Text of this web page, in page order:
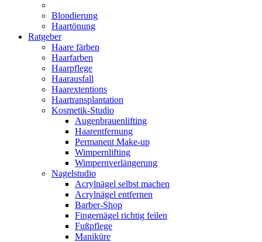
Blondierung
Haartönung
Ratgeber
Haare färben
Haarfarben
Haarpflege
Haarausfall
Haarextentions
Haartransplantation
Kosmetik-Studio
Augenbrauenlifting
Haarentfernung
Permanent Make-up
Wimpernlifting
Wimpernverlängerung
Nagelstudio
Acrylnägel selbst machen
Acrylnägel entfernen
Barber-Shop
Fingernägel richtig feilen
Fußpflege
Maniküre